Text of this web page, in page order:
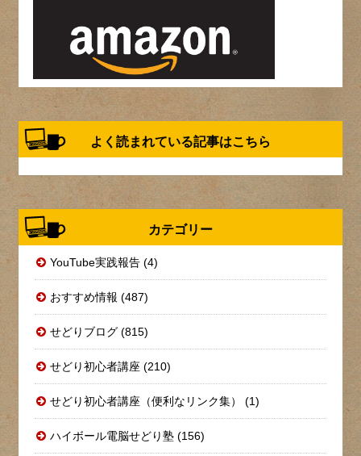
よく読まれている記事はこちら
カテゴリー
YouTube実践報告 (4)
おすすめ情報 (487)
せどりブログ (815)
せどり初心者講座 (210)
せどり初心者講座（便利なリンク集） (1)
ハイボール電脳せどり塾 (156)